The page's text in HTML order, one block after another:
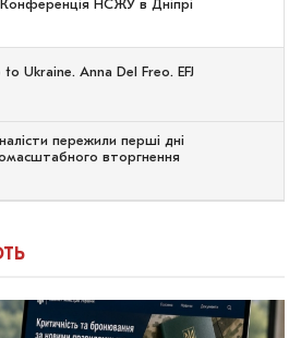
НСЖУ в Дніпрі
Ukraine. Anna Del Freo. EFJ
пережили перші дні
вторгнення